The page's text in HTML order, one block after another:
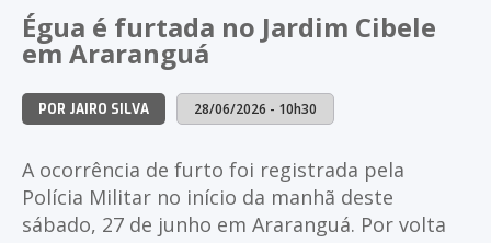
WHATSAPPFACEBOOKTWITTER
Égua é furtada no Jardim Cibele
em Araranguá
POR JAIRO SILVA 28/06/2026 - 10h30
A ocorrência de furto foi registrada pela
Polícia Militar no início da manhã deste
sábado, 27 de junho em Araranguá. Por volta